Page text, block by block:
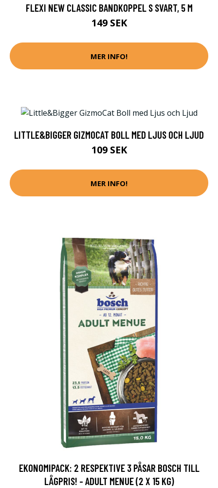
FLEXI NEW CLASSIC BANDKOPPEL S SVART, 5 M
149 SEK
MER INFO!
LITTLE&BIGGER GIZMOCAT BOLL MED LJUS OCH LJUD
109 SEK
MER INFO!
EKONOMIPACK: 2 RESPEKTIVE 3 PÅSAR BOSCH TILL
LÅGPRIS! - ADULT MENUE (2 X 15 KG)